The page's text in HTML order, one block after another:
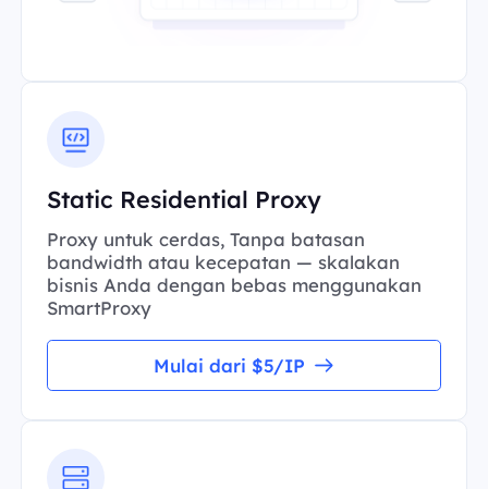
Static Residential Proxy
Proxy untuk cerdas, Tanpa batasan
bandwidth atau kecepatan — skalakan
bisnis Anda dengan bebas menggunakan
SmartProxy
Mulai dari $5/IP